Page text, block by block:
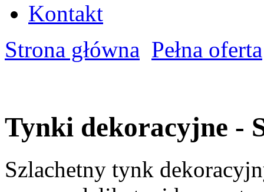
Kontakt
Strona główna Pełna oferta
Tynki dekoracyjne -
Szlachetny tynk